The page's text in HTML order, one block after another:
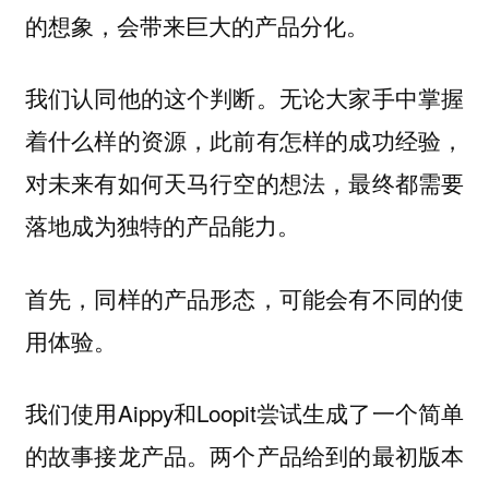
的想象，会带来巨大的产品分化。
我们认同他的这个判断。无论大家手中掌握
着什么样的资源，此前有怎样的成功经验，
对未来有如何天马行空的想法，最终都需要
落地成为独特的产品能力。
首先，同样的产品形态，可能会有不同的使
用体验。
我们使用Aippy和Loopit尝试生成了一个简单
的故事接龙产品。两个产品给到的最初版本